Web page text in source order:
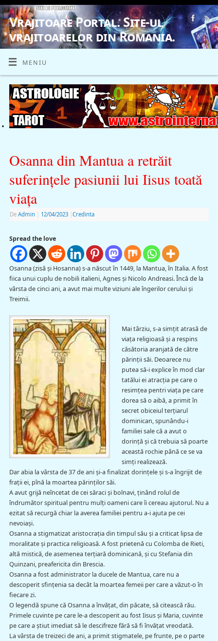
Vrajitoare Portal. Site-ul
vrajitoarelor din Romania.
VRAJITOARE, VRAJITOARELE, VRAJITOARE
MENIU
Osanna din Mantua a retrăit
suferințele pasiunii lui Iisus toată
viaţa
De Admin 12/04/2023 Credinta
Spread the love
Osanna (zisă şi Hosanna) s-a născut în 1449, la Mantua, în Italia. A fost
fiica unui cuplu de nobili italieni, Agnes şi Nicolo Andreasi. Încă de la
vârsta de cinci ani, a avut mai multe viziuni ale îngerilor cerului și
Treimii.
Mai târziu, s-a simţit atrasă de
viața religioasă şi a respins
căsătoria aranjată de către
părinții săi. Deoarece nu
putea să-i explice în mod clar
tatălui ei atracţia pe care o
resimţea pentri viaţa pe care
dorea să o aibă, a primit în
secret obiceiul terțiarul
dominican, spunându-i
familiei sale că a avut o
dorință și că trebuia să poarte
această rochie până ce se va
simţi realizează.
Dar abia la vârsta de 37 de ani şi-a finalizat dorințele şi s-a îngrijit de
frații ei, pînă la moartea părinților săi.
A avut grijă neîncetat de cei săraci și bolnavi, ţinând rolul de
îndrumător spiritual pentru mulți oameni care îi cereau ajutorul. Nu a
ezitat să recurgă chiar la averea familiei pentru a-i ajuta pe cei
nevoiași.
Osanna a stigmatizat aristocrația din timpul său și a criticat lipsa de
moralitate și practica religioasă. A fost prietenă cu Colomba de Rieti,
altă mistică, de asemenea terțiară dominicană, și cu Stefania din
Quinzani, preafericita din Brescia.
Osanna a fost administrator la ducele de Mantua, care nu a
descoperit sfințenia sa decât la moartea femeii per care a văzut-o în
fiecare zi.
O legendă spune că Osanna a învățat, din păcate, să citească rău.
Primele cuvinte pe care le-a descoperit au fost Iisus și Maria, cuvinte
pe care a știut imediat să le descifreze fără să fi învățat vreodată.
La vârsta de treizeci de ani, a primit stigmatele, pe frunte, pe o parte